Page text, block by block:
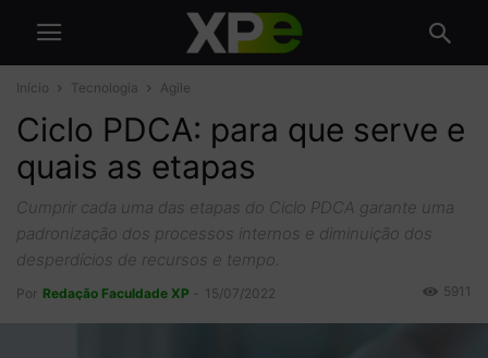
Início Tecnologia Agile
Ciclo PDCA: para que serve e
quais as etapas
Cumprir cada uma das etapas do Ciclo PDCA garante uma
padronização dos processos internos e diminuição dos
desperdícios de recursos e tempo.
Por Redação Faculdade XP 15/07/2022 5911